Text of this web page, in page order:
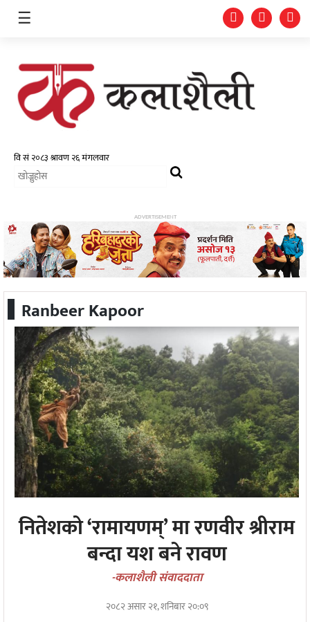
समाचार
भिडियो
फोटो
ग्यालरी
गीत/
सङ्गीत
न्यू
मिडिया
अन्तरवार्ता
मनोरन्जन
☰
ADVERTISEMENT
Ranbeer Kapoor
नितेशको ‘रामायणम्’ मा रणवीर श्रीराम
बन्दा यश बने रावण
-कलाशैली संवाददाता
२०८२ असार २१, शनिबार २०:०९